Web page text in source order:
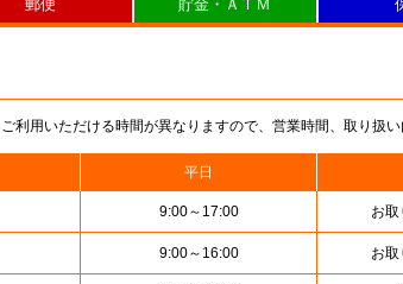
利用いただける時間が異なりますので、営業時間、取り扱
平日
9:00～17:00 お取
9:00～16:00 お取
郵便 貯金・ＡＴＭ